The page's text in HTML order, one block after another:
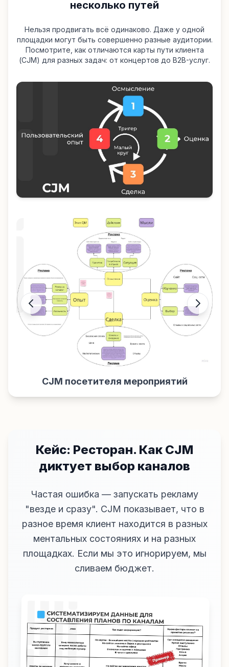
несколько путей
Нельзя продвигать всё одинаково. Даже у одной
площадки могут быть совершенно разные аудитории.
Посмотрите, как отличаются карты пути клиента
(CJM) для разных задач: от концертов до B2B-услуг.
CJM посетителя мероприятий
Кейс: Ресторан. Как CJM
диктует выбор каналов
Частая ошибка — запускать рекламу
"везде и сразу". CJM показывает, что в
разное время клиент находится в разных
ментальных состояниях и на разных
площадках. Если мы это игнорируем, мы
сливаем бюджет.